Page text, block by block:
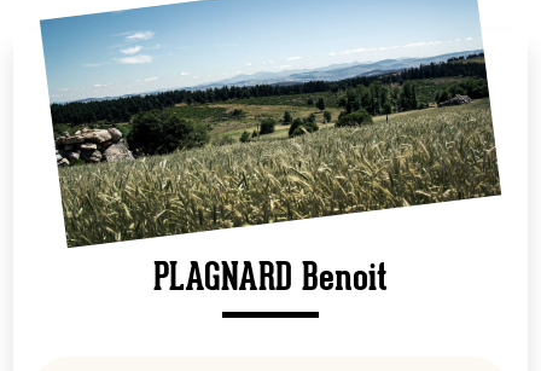
PLAGNARD Benoit